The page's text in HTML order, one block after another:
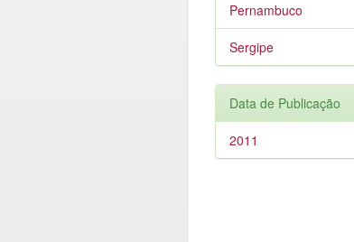
Pernambuco
Sergipe
Data de Publicação
2011